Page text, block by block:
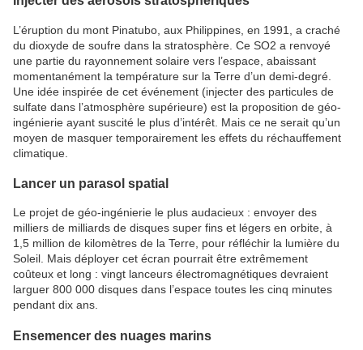
L’éruption du mont Pinatubo, aux Philippines, en 1991, a craché
du dioxyde de soufre dans la stratosphère. Ce SO2 a renvoyé
une partie du rayonnement solaire vers l’espace, abaissant
momentanément la température sur la Terre d’un demi-degré.
Une idée inspirée de cet événement (injecter des particules de
sulfate dans l’atmosphère supérieure) est la proposition de géo-
ingénierie ayant suscité le plus d’intérêt. Mais ce ne serait qu’un
moyen de masquer temporairement les effets du réchauffement
climatique.
Lancer un parasol spatial
Le projet de géo-ingénierie le plus audacieux : envoyer des
milliers de milliards de disques super fins et légers en orbite, à
1,5 million de kilomètres de la Terre, pour réfléchir la lumière du
Soleil. Mais déployer cet écran pourrait être extrêmement
coûteux et long : vingt lanceurs électromagnétiques devraient
larguer 800 000 disques dans l’espace toutes les cinq minutes
pendant dix ans.
Ensemencer des nuages marins